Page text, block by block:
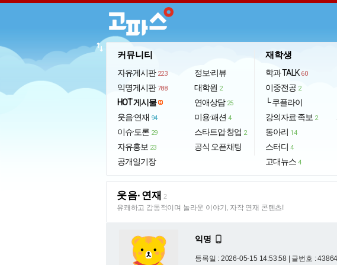
커뮤니티
자유게시판 223
익명게시판 788
HOT 게시물
웃음·연재 94
이슈·토론 29
자유홍보 23
공개일기장
정보·리뷰
대학원 2
연애상담 25
미용·패션 4
스타트업·창업 2
공식 오픈채팅
재학생
학과 TALK 60
이중전공 2
└ 쿠플라이
강의자료·족보 2
동아리 14
스터디 4
고대뉴스 4
import_export
웃음·연재 2
유쾌하고 감동적이며 놀라운 이야기, 자작 연재 콘텐츠!
익명 
등록일 : 2026-05-15 14:53:58 | 글번호 :